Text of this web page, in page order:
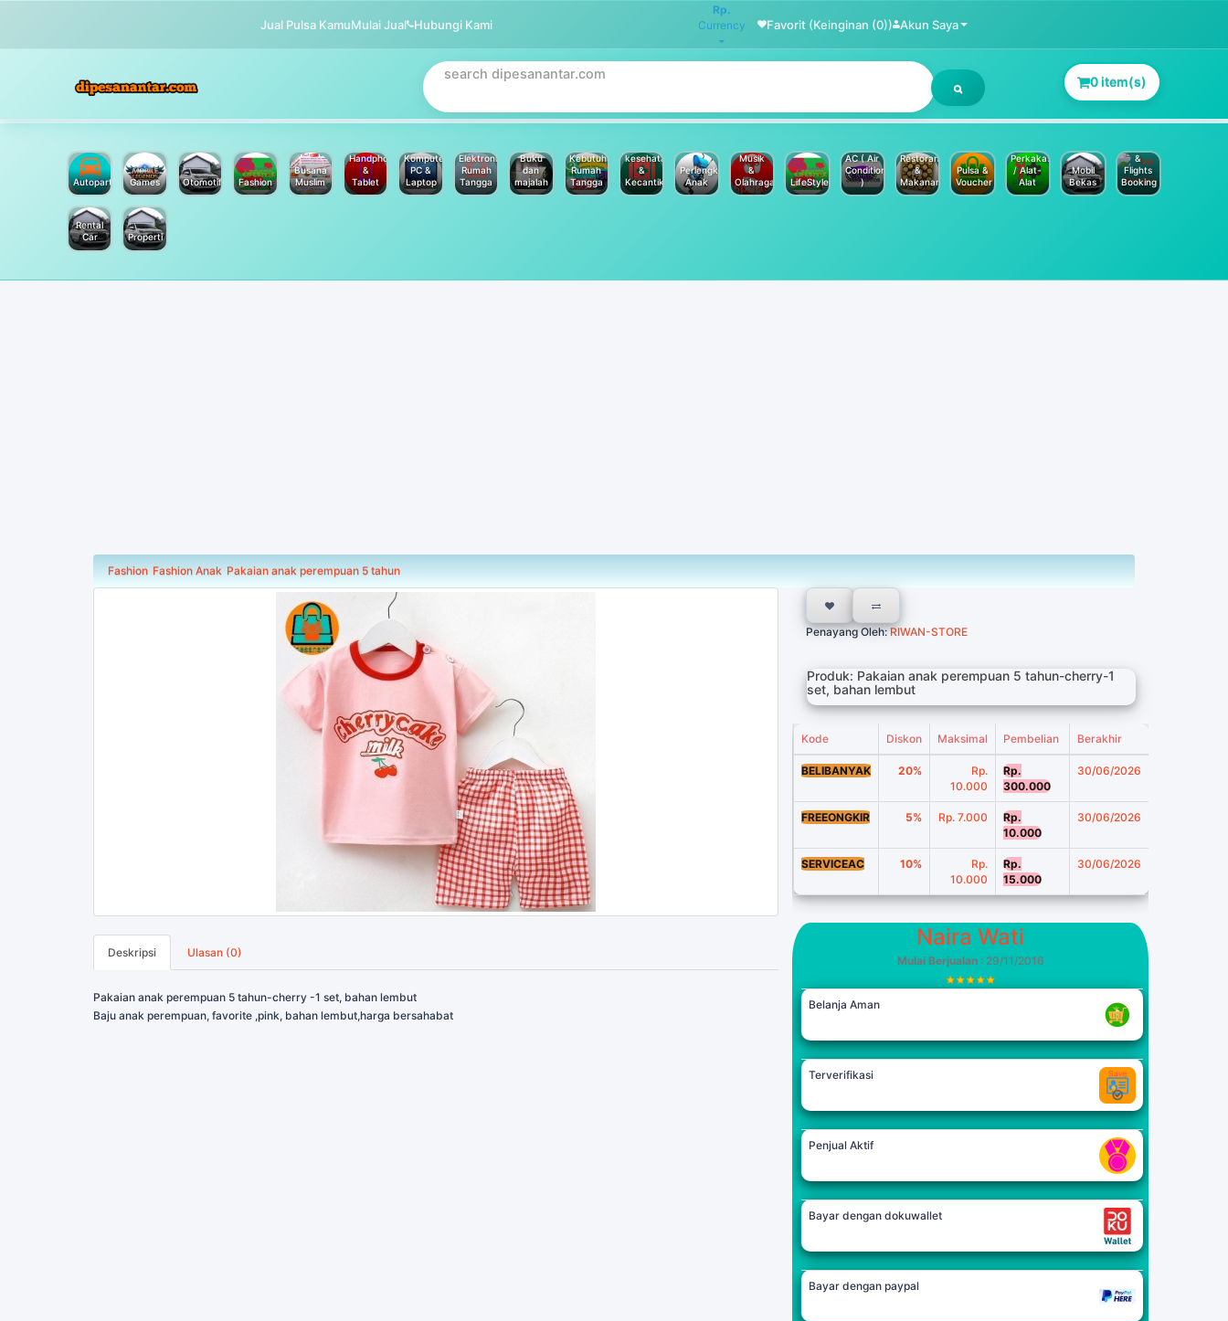
Jual Pulsa KamuMulai Jual Hubungi Kami
Rp.
Currency
Favorit (Keinginan (0)) Akun Saya
0 item(s)
Autoparts Games Otomotif Fashion
Busana
Muslim
Handphone
&
Tablet
Komputer
PC &
Laptop
Elektronik
Rumah
Tangga
Buku
dan
majalah
Kebutuhan
Rumah
Tangga
kesehatan
&
Kecantikan
Perlengkapan
Anak
Musik
&
Olahraga
LifeStyle
AC ( Air
Conditioner
)
Restoran
&
Makanan
Pulsa &
Voucher
Perkakas
/ Alat-
Alat
Mobil
Bekas
&
Flights
Booking
Rental
Car
Properti
Fashion Fashion Anak Pakaian anak perempuan 5 tahun
Deskripsi Ulasan (0)
Pakaian anak perempuan 5 tahun-cherry -1 set, bahan lembut
Baju anak perempuan, favorite ,pink, bahan lembut,harga bersahabat
Penayang Oleh:RIWAN-STORE
Produk: Pakaian anak perempuan 5 tahun-cherry-1
set, bahan lembut
Kode Diskon Maksimal Pembelian Berakhir
BELIBANYAK 20%
Rp.
10.000
Rp.
300.000
30/06/2026
FREEONGKIR 5% Rp. 7.000
Rp.
10.000
30/06/2026
SERVICEAC 10%
Rp.
10.000
Rp.
15.000
30/06/2026
Naira Wati
Mulai Berjualan: 29/11/2016
Belanja Aman
Terverifikasi
Penjual Aktif
Bayar dengan dokuwallet
Bayar dengan paypal